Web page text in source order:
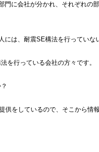
門に会社が分かれ、それぞれの
には、耐震SE構法を行っていな
を行っている会社の方々です。
供をしているので、そこから情